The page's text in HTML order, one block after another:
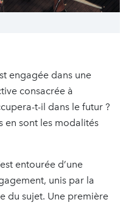
engagée dans une
consacrée à
t-il dans le futur ?
en sont les modalités
entourée d’une
unis par la
du sujet. Une première